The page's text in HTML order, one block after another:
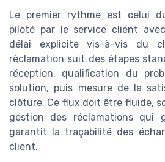
Le premier rythme est celui
piloté par le service client
délai explicite vis-à-vis du
réclamation suit des étapes
réception, qualification du
solution, puis mesure de la
clôture. Ce flux doit être fluide,
gestion des réclamations qui
garantit la traçabilité des
client.